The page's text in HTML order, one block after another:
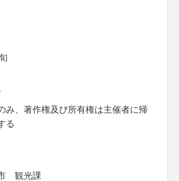
み、著作権及び所有権は主催者に帰
る
観光課